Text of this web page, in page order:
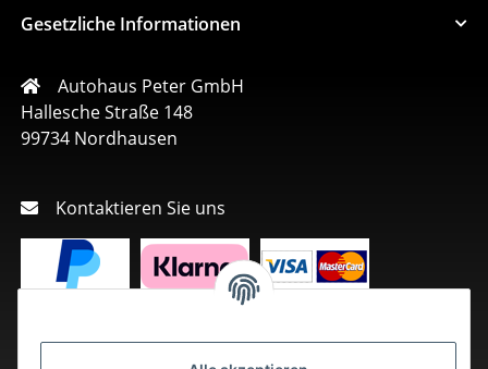
Gesetzliche Informationen
Autohaus Peter GmbH
Hallesche Straße 148
99734 Nordhausen
Kontaktieren Sie uns